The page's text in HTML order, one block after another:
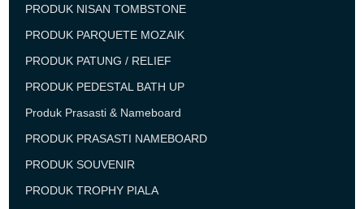
PRODUK NISAN TOMBSTONE
PRODUK PARQUETE MOZAIK
PRODUK PATUNG / RELIEF
PRODUK PEDESTAL BATH UP
Produk Prasasti & Nameboard
PRODUK PRASASTI NAMEBOARD
PRODUK SOUVENIR
PRODUK TROPHY PIALA